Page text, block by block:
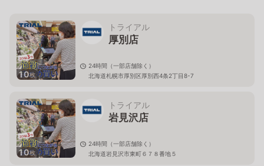
10枚
トライアル
厚別店
24時間（一部店舗除く）
北海道札幌市厚別区厚別西4条2丁目8-7
10枚
トライアル
岩見沢店
24時間（一部店舗除く）
北海道岩見沢市東町６７８番地５